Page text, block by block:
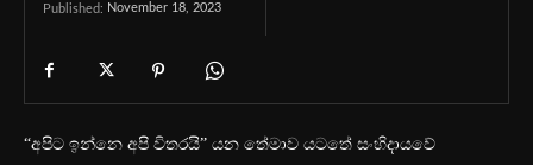
Published: November 18, 2023
“අපිට ඉන්නෙ අපි විතරයි” යන තේමාව යටතේ සංහිදායවේ